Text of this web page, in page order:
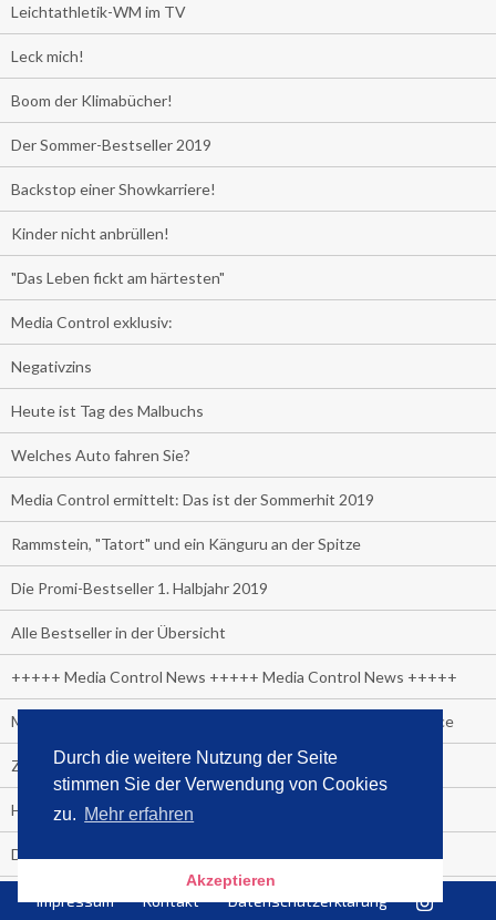
Durch die weitere Nutzung der Seite
stimmen Sie der Verwendung von Cookies
zu. Mehr erfahren
Akzeptieren
Leichtathletik-WM im TV
Leck mich!
Boom der Klimabücher!
Der Sommer-Bestseller 2019
Backstop einer Showkarriere!
Kinder nicht anbrüllen!
"Das Leben fickt am härtesten"
Media Control exklusiv:
Negativzins
Heute ist Tag des Malbuchs
Welches Auto fahren Sie?
Media Control ermittelt: Das ist der Sommerhit 2019
Rammstein, "Tatort" und ein Känguru an der Spitze
Die Promi-Bestseller 1. Halbjahr 2019
Alle Bestseller in der Übersicht
+++++ Media Control News +++++ Media Control News +++++
Media Control beruft Arnd von Conrady zum Leiter E-Commerce
Zuschauer-Trend der Fußball Frauen WM:
Heute wäre sie 90 Jahre alt geworden.
Das beliebteste Tatort-Duo ist?
Media Control: Friday-Greta
Impressum Kontakt Datenschutzerklärung